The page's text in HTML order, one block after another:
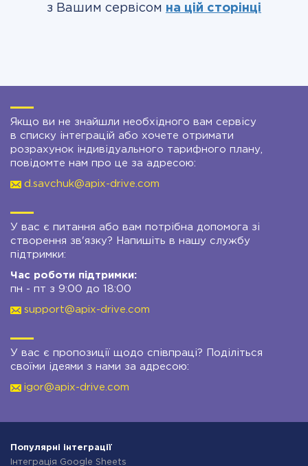
з Вашим сервісом на цій сторінці
Якщо ви не знайшли необхідного вам сервісу
в списку інтеграцій або хочете отримати
розрахунок індивідуального тарифного плану,
повідомте нам про це за адресою:
d.savchuk@apix-drive.com
У вас є питання або вам потрібна допомога зі
створення зв'язку? Напишіть в нашу службу
підтримки:
Час роботи підтримки:
пн - пт з 9:00 до 18:00
support@apix-drive.com
У вас є пропозиції щодо співпраці? Поділіться
своїми ідеями з нами за адресою:
igor@apix-drive.com
Популярні інтеграції
Інтеграція Google Sheets